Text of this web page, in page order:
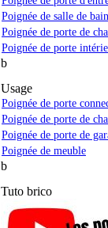
Poignée de salle de
Poignée de porte de
Poignée de porte
b
Usage
Poignée de porte
Poignée de porte de
Poignée de porte de
Poignée de meuble
b
Tuto brico